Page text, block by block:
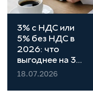
3% с НДС или
5% без НДС в
2026: что
выгоднее на 3
группе единого
18.07.2026